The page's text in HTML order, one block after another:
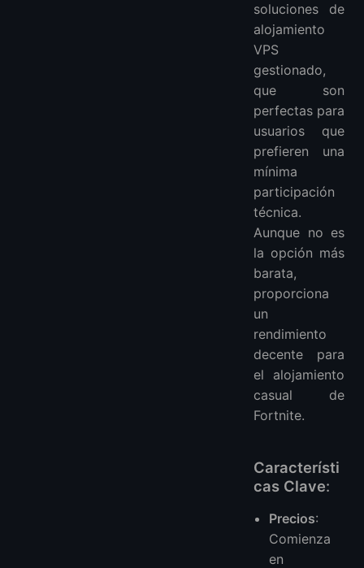
soluciones de
alojamiento
VPS
gestionado,
que son
perfectas para
usuarios que
prefieren una
mínima
participación
técnica.
Aunque no es
la opción más
barata,
proporciona
un
rendimiento
decente para
el alojamiento
casual de
Fortnite.
Característi
cas Clave:
Precios:
Comienza
en